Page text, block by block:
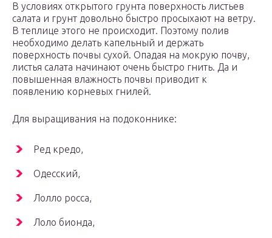
В условиях открытого грунта поверхность листьев
салата и грунт довольно быстро просыхают на ветру.
В теплице этого не происходит. Поэтому полив
необходимо делать капельный и держать
поверхность почвы сухой. Опадая на мокрую почву,
листья салата начинают очень быстро гнить. Да и
повышенная влажность почвы приводит к
появлению корневых гнилей.
Для выращивания на подоконнике:
Ред кредо,
Одесский,
Лолло росса,
Лоло бионда,